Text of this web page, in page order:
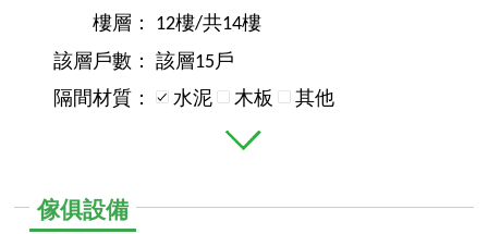
樓層：
12樓/共14樓
該層戶數：
該層15戶
隔間材質：
水泥 木板 其他
傢俱設備